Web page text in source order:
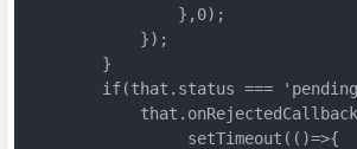
                },0);
            });
        }
if(that.status ===
                 setTimeout(()=>{